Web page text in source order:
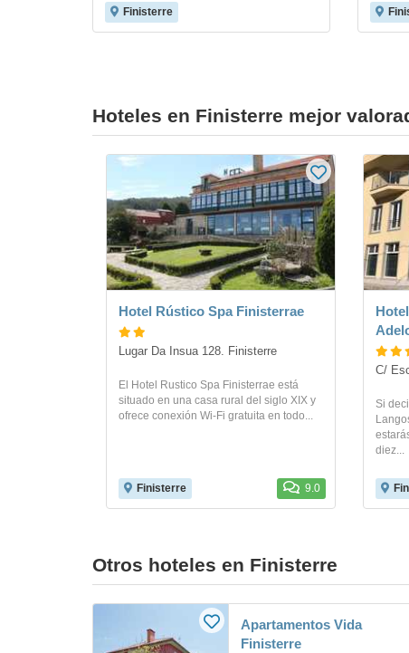
Finisterre
Hoteles en Finisterre mejor
Hotel Rústico Spa Finisterrae
Lugar Da Insua 128. Finisterre
El Hotel Rustico Spa Finisterrae está
situado en una casa rural del siglo XIX y
ofrece conexión Wi-Fi gratuita en todo...
Finisterre 9.0
C/
Si
diez...
Otros hoteles en Finisterre
Apartamentos Vida
Finisterre